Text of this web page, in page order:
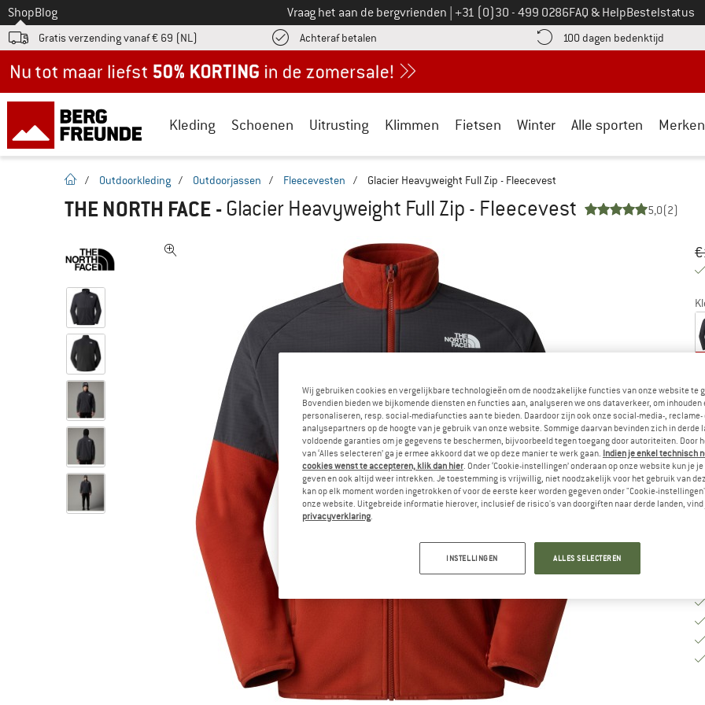
Naar
ShopBlog Vraag het aan de bergvrienden Bel ons op
+31 (0)30 - 499 0286FAQ & HelpBestelstatus
Gratis verzending vanaf € 69 (NL) Achteraf betalen vind de betalingsinformatie hier! Opent in een infovak
100 dagen bedenktijd Vind
Kleding Schoenen Uitrusting Klimmen Fietsen Winter Alle sporten Merken
Startpagina
/ Outdoorkleding / Outdoorjassen / Fleecevesten / Glacier Heavyweight Full Zip - Fleecevest
THE NORTH FACE - Glacier Heavyweight Full Zip - Fleecevest 5,0(2)
€
Wij gebruiken cookies en vergelijkbare technologieën om de noodzakelijke functies van onze website te
Bovendien bieden we bijkomende diensten en functies aan, analyseren we ons dataverkeer, om inhouden
personaliseren, resp. social-mediafuncties aan te bieden. Daardoor zijn ook onze social-media-, reclame-
analysepartners op de hoogte van je gebruik van onze website. Sommige daarvan bevinden zich in derde
voldoende garanties om je gegevens te beschermen, bijvoorbeeld tegen toegang door autoriteiten. Door
van ‘Alles selecteren’ ga je ermee akkoord dat we op deze manier te werk gaan. Indien je enkel technisch
cookies wenst te accepteren, klik dan hier. Onder ‘Cookie-instellingen’ onderaan op onze website kun je
geven en ook altijd weer intrekken. Je toestemming is vrijwillig, niet noodzakelijk voor het gebruik van
kan op elk moment worden ingetrokken of voor de eerste keer worden gegeven onder "Cookie-
onze website. Uitgebreide informatie hierover, inclusief de risico's van doorgiften naar derde landen, vind
privacyverklaring.
INSTELLINGEN ALLES SELECTEREN